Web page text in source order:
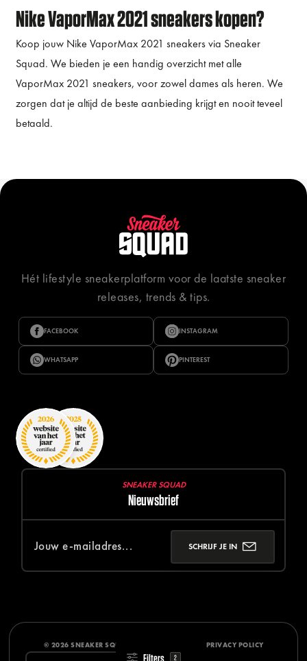
Filters 2
Nike VaporMax 2021 sneakers kopen?
Koop jouw Nike VaporMax 2021 sneakers via Sneaker
Squad. We bieden je een handig overzicht met alle
VaporMax 2021 sneakers, voor zowel dames als heren. We
zorgen dat je altijd de beste aanbieding krijgt en nooit teveel
betaald.
Hét lifestyle sneakerplatform voor de laatste sneaker
releases, trends & tips.
FACEBOOK INSTAGRAM
WHATSAPP PINTEREST
SNEAKER SQUAD
Nieuwsbrief
SCHRIJF JE IN
© 2026 SNEAKER SQUAD PRIVACY POLICY